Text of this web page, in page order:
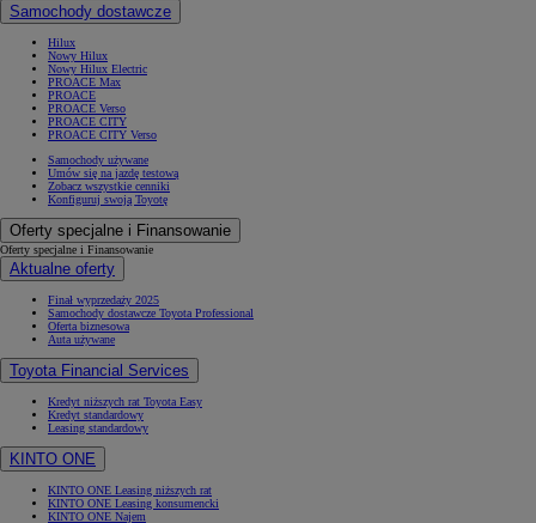
Samochody dostawcze
Hilux
Nowy Hilux
Nowy Hilux Electric
PROACE Max
PROACE
PROACE Verso
PROACE CITY
PROACE CITY Verso
Samochody używane
Umów się na jazdę testową
Zobacz wszystkie cenniki
Konfiguruj swoją Toyotę
Oferty specjalne i Finansowanie
Oferty specjalne i Finansowanie
Aktualne oferty
Finał wyprzedaży 2025
Samochody dostawcze Toyota Professional
Oferta biznesowa
Auta używane
Toyota Financial Services
Kredyt niższych rat Toyota Easy
Kredyt standardowy
Leasing standardowy
KINTO ONE
KINTO ONE Leasing niższych rat
KINTO ONE Leasing konsumencki
KINTO ONE Najem